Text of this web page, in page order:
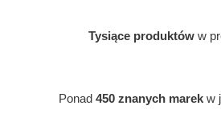
Tysiące produktów w
Ponad 450 znanych marek w